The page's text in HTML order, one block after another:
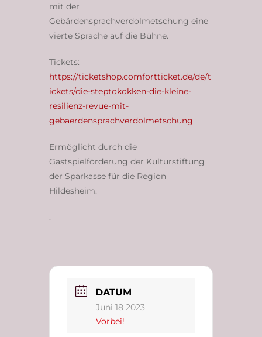
mit der
Gebärdensprachverdolmetschung eine
vierte Sprache auf die Bühne.
Tickets:
https://ticketshop.comfortticket.de/de/t
ickets/die-steptokokken-die-kleine-
resilienz-revue-mit-
gebaerdensprachverdolmetschung
Ermöglicht durch die
Gastspielförderung der Kulturstiftung
der Sparkasse für die Region
Hildesheim.
.
DATUM
Juni 18 2023
Vorbei!